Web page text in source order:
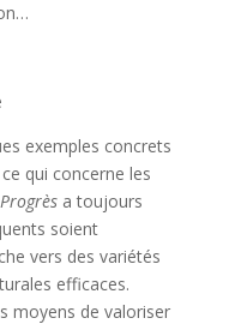
exemples concrets
qui concerne les
a toujours
soient
vers des variétés
efficaces.
moyens de valoriser